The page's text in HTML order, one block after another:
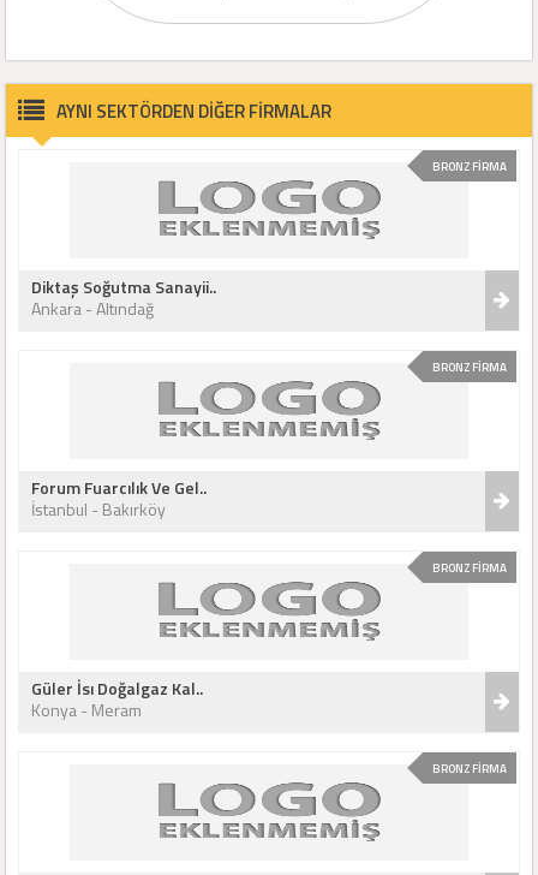
AYNI SEKTÖRDEN DİĞER FİRMALAR
BRONZ FİRMA
Diktaş Soğutma Sanayii..
Ankara - Altındağ
BRONZ FİRMA
Forum Fuarcılık Ve Gel..
İstanbul - Bakırköy
BRONZ FİRMA
Güler İsı Doğalgaz Kal..
Konya - Meram
BRONZ FİRMA